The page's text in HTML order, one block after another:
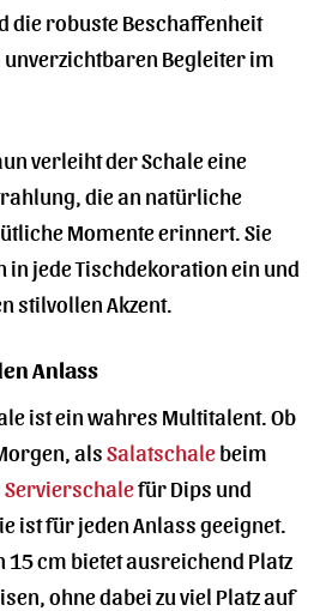
die robuste Beschaffenheit
unverzichtbaren Begleiter im
verleiht der Schale eine
die an natürliche
Momente erinnert. Sie
jede Tischdekoration ein und
stilvollen Akzent.
Anlass
ist ein wahres Multitalent. Ob
alsSalatschalebeim
Servierschalefür Dips und
ist für jeden Anlass geeignet.
15 cm bietet ausreichend Platz
ohne dabei zu viel Platz auf